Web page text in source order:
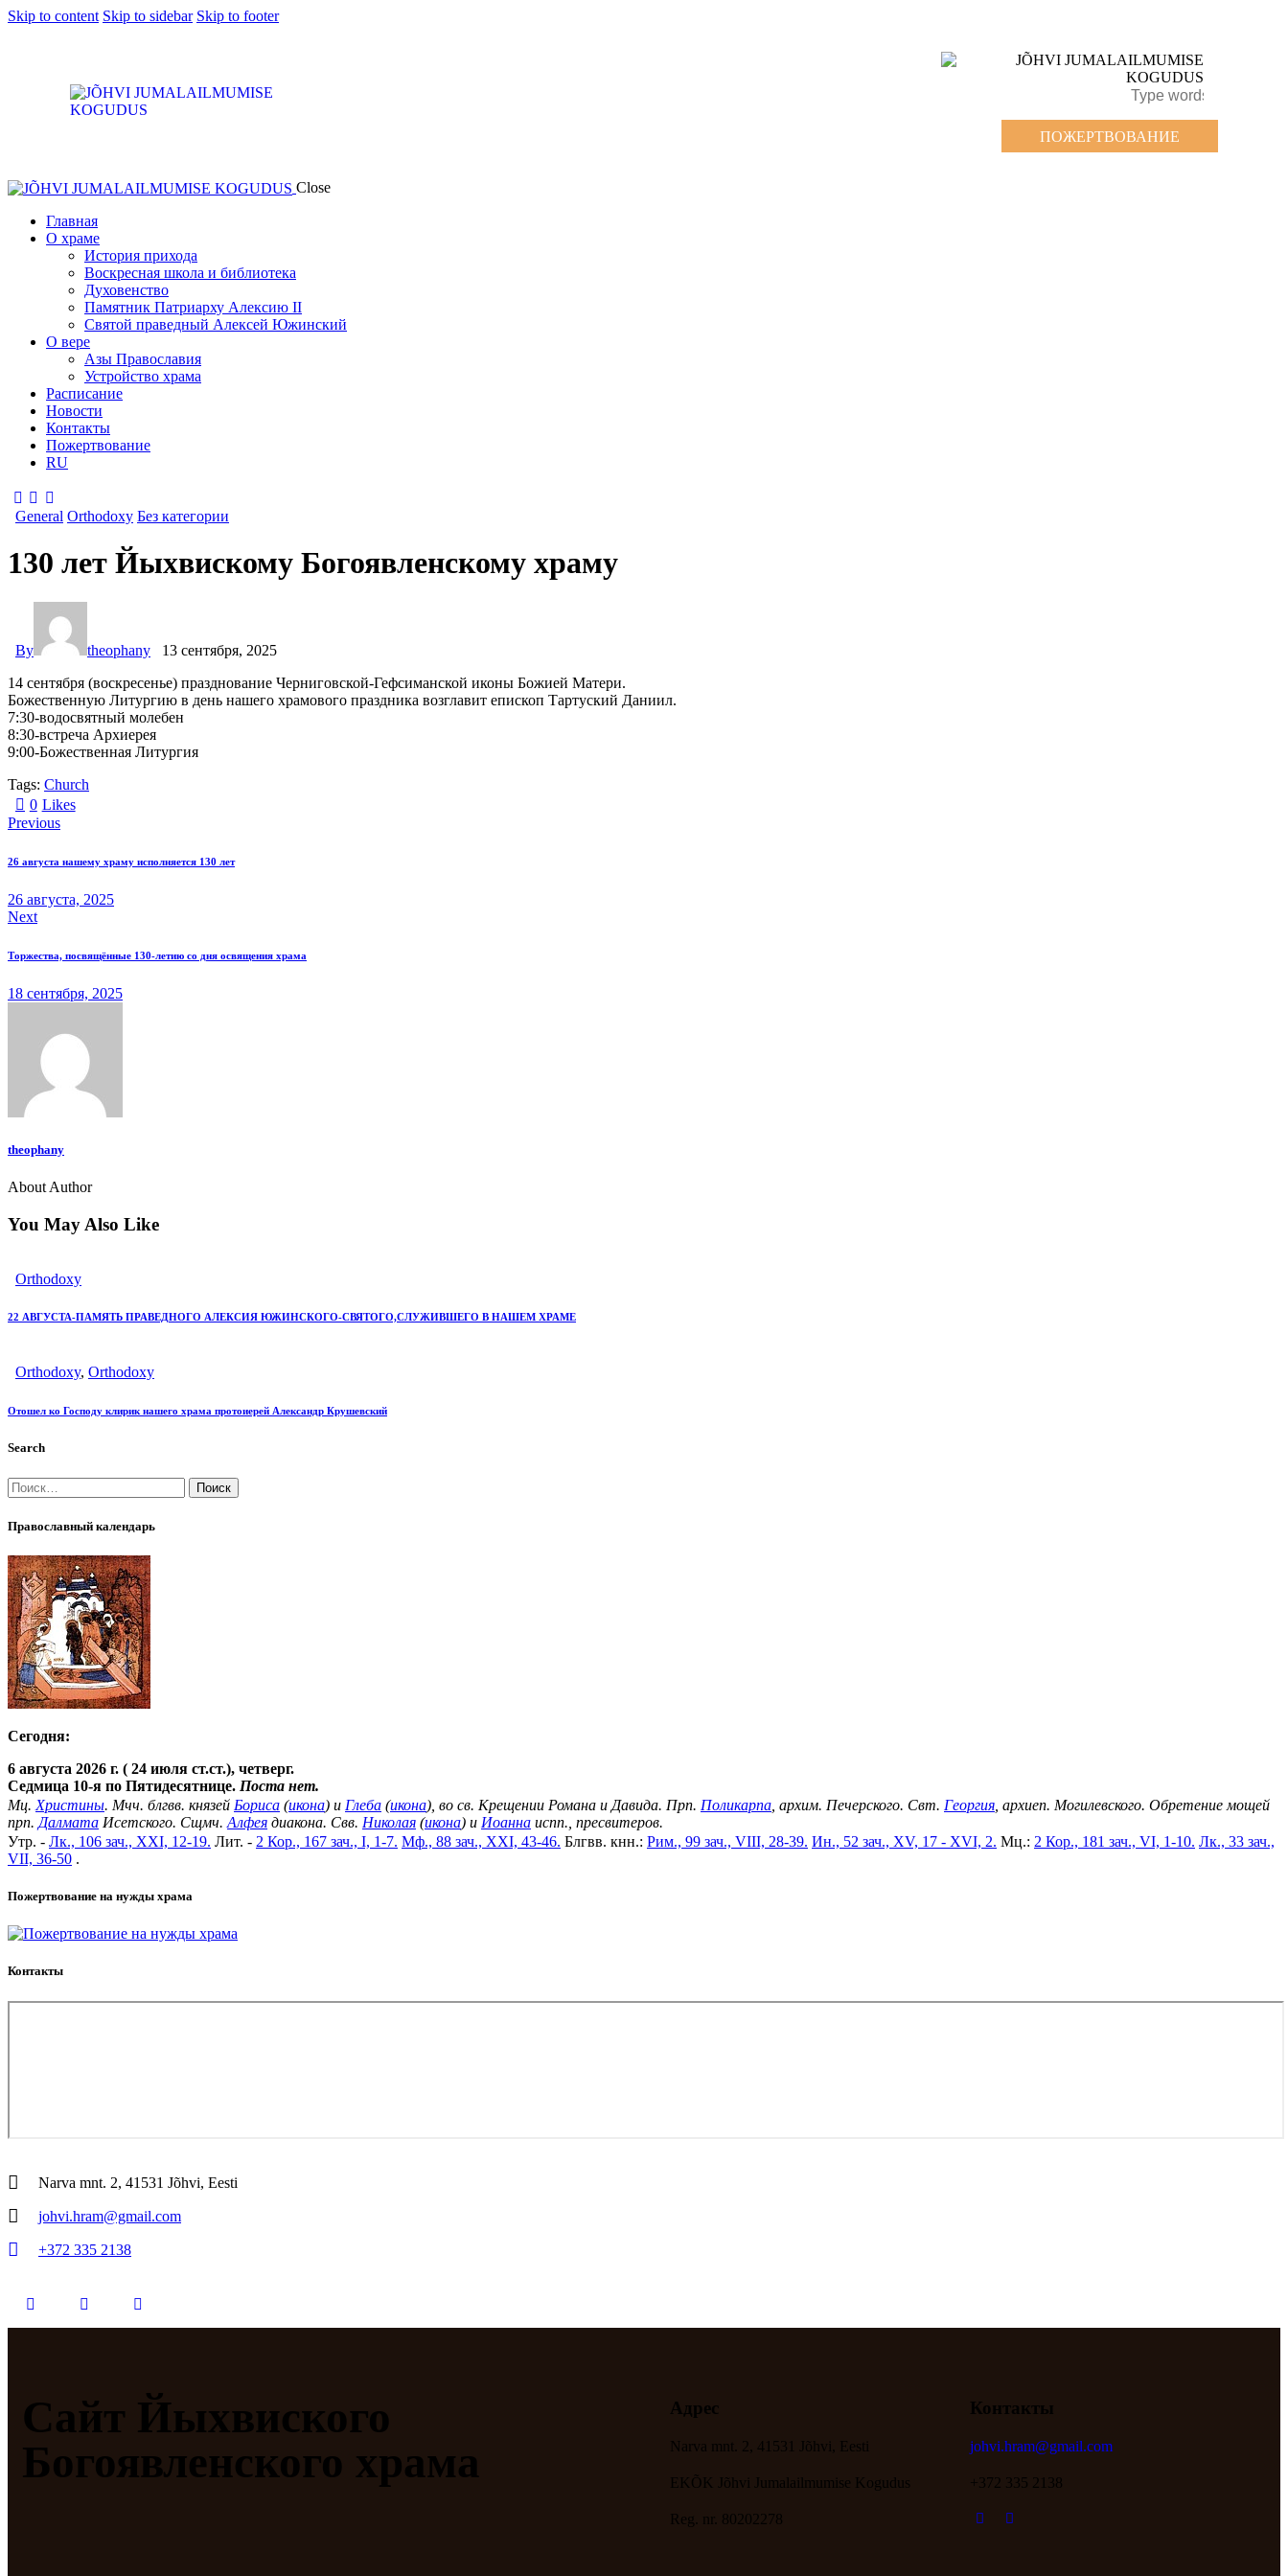
Skip to content Skip to sidebar Skip to footer
ПОЖЕРТВОВАНИЕ
Close
Главная
О храме
История прихода
Воскресная школа и библиотека
Духовенство
Памятник Патриарху Алексию II
Святой праведный Алексей Южинский
О вере
Азы Православия
Устройство храма
Расписание
Новости
Контакты
Пожертвование
RU
General Orthodoxy Без категории
130 лет Йыхвискому Богоявленскому храму
By theophany
13 сентября, 2025
14 сентября (воскресенье) празднование Черниговской-Гефсиманской иконы Божией Матери.
Божественную Литургию в день нашего храмового праздника возглавит епископ Тартуский Даниил.
7:30-водосвятный молебен
8:30-встреча Архиерея
9:00-Божественная Литургия
Tags: Church
0 Likes
Previous
26 августа нашему храму исполняется 130 лет
26 августа, 2025
Next
Торжества, посвящённые 130-летию со дня освящения храма
18 сентября, 2025
theophany
About Author
You May Also Like
Orthodoxy
22 АВГУСТА-ПАМЯТЬ ПРАВЕДНОГО АЛЕКСИЯ ЮЖИНСКОГО-СВЯТОГО,СЛУЖИВШЕГО В НАШЕМ ХРАМЕ
Orthodoxy, Orthodoxy
Отошел ко Господу клирик нашего храма протоиерей Александр Крушевский
Search
Православный календарь
Сегодня:
6 августа 2026 г. ( 24 июля ст.ст.), четверг.
Седмица 10-я по Пятидесятнице. Поста нет.
Мц. Христины. Мчч. блгвв. князей Бориса (икона) и Глеба (икона), во св. Крещении Романа и Давида. Прп. Поликарпа , архим. Печерского. Свт. Георгия , архиеп. Могилевского. Обретение мощей
прп. Далмата Исетского. Сщмч. Алфея диакона. Свв. Николая (икона) и Иоанна испп., пресвитеров.
Утр. - Лк., 106 зач., XXI, 12-19. Лит. - 2 Кор., 167 зач., I, 1-7. Мф., 88 зач., XXI, 43-46. Блгвв. кнн.: Рим., 99 зач., VIII, 28-39. Ин., 52 зач., XV, 17 - XVI, 2. Мц.: 2 Кор., 181 зач., VI, 1-10. Лк., 33 зач.,
VII, 36-50 .
Пожертвование на нужды храма
Контакты
Narva mnt. 2, 41531 Jõhvi, Eesti
johvi.hram@gmail.com
+372 335 2138
Сайт Йыхвиского
Богоявленского храма
Адрес
Narva mnt. 2, 41531 Jõhvi, Eesti
EKÕK Jõhvi Jumalailmumise Kogudus
Reg. nr. 80202278
Контакты
johvi.hram@gmail.com
+372 335 2138